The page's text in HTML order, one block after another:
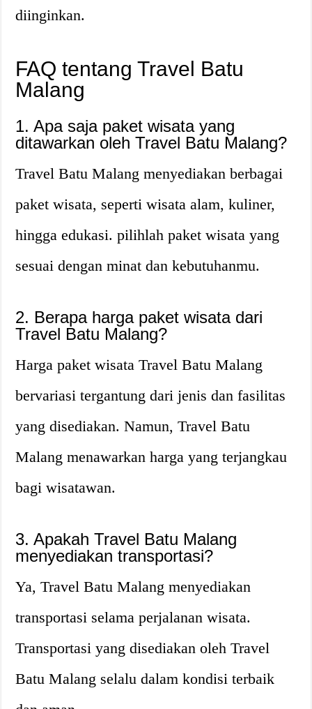
diinginkan.
FAQ tentang Travel Batu
Malang
1. Apa saja paket wisata yang
ditawarkan oleh Travel Batu Malang?
Travel Batu Malang menyediakan berbagai
paket wisata, seperti wisata alam, kuliner,
hingga edukasi. pilihlah paket wisata yang
sesuai dengan minat dan kebutuhanmu.
2. Berapa harga paket wisata dari
Travel Batu Malang?
Harga paket wisata Travel Batu Malang
bervariasi tergantung dari jenis dan fasilitas
yang disediakan. Namun, Travel Batu
Malang menawarkan harga yang terjangkau
bagi wisatawan.
3. Apakah Travel Batu Malang
menyediakan transportasi?
Ya, Travel Batu Malang menyediakan
transportasi selama perjalanan wisata.
Transportasi yang disediakan oleh Travel
Batu Malang selalu dalam kondisi terbaik